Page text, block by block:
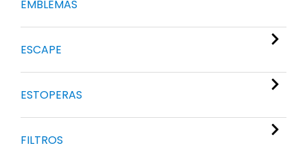
EMBLEMAS
ESCAPE
ESTOPERAS
FILTROS